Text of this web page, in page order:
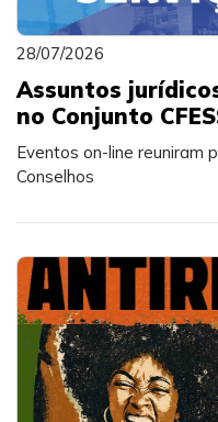
28/07/2026
Assuntos
no Conjunto
Eventos on-line reuniram
Conselhos